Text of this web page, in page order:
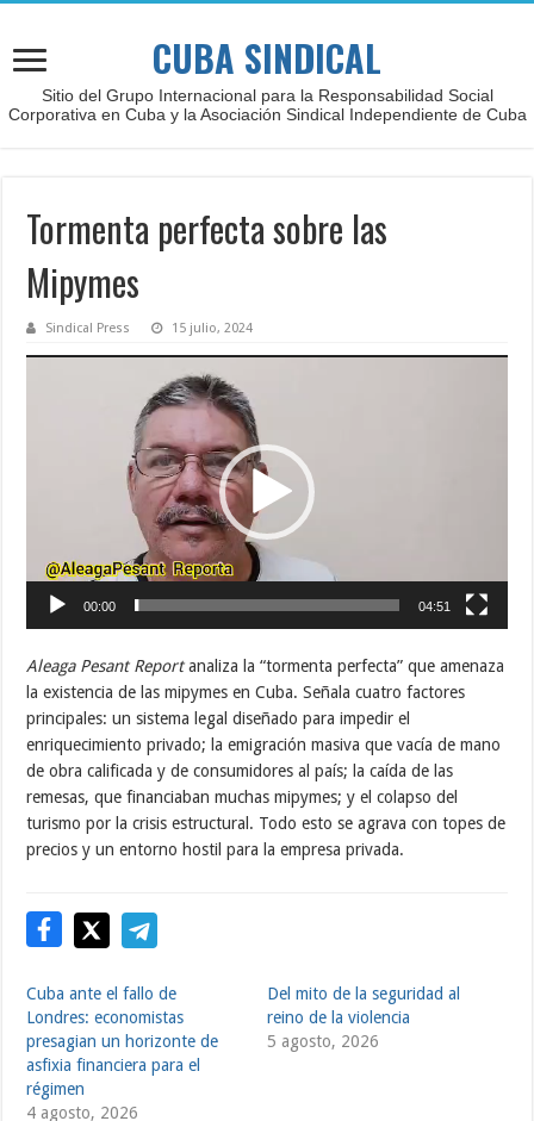
CUBA SINDICAL
Sitio del Grupo Internacional para la Responsabilidad Social
Corporativa en Cuba y la Asociación Sindical Independiente de Cuba
Tormenta perfecta sobre las
Mipymes
Sindical Press 15 julio, 2024
00:00 04:51
Aleaga Pesant Reportanaliza la “tormenta perfecta” que amenaza
la existencia de las mipymes en Cuba. Señala cuatro factores
principales: un sistema legal diseñado para impedir el
enriquecimiento privado; la emigración masiva que vacía de mano
de obra calificada y de consumidores al país; la caída de las
remesas, que financiaban muchas mipymes; y el colapso del
turismo por la crisis estructural. Todo esto se agrava con topes de
precios y un entorno hostil para la empresa privada.
Cuba ante el fallo de
Londres: economistas
presagian un horizonte de
asfixia financiera para el
régimen
4 agosto, 2026
Del mito de la seguridad al
reino de la violencia
5 agosto, 2026